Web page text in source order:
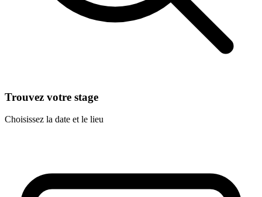
Trouvez votre stage
Choisissez la date et le lieu